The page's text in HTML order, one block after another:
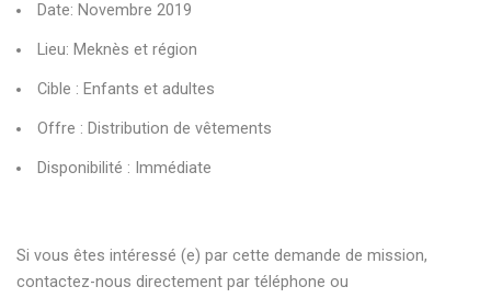
Date: Novembre 2019
Lieu: Meknès et région
Cible : Enfants et adultes
Offre : Distribution de vêtements
Disponibilité : Immédiate
Si vous êtes intéressé (e) par cette demande de mission,
contactez-nous directement par téléphone ou